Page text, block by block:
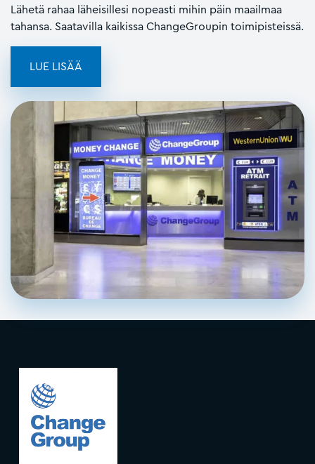
Lähetä rahaa läheisillesi nopeasti mihin päin maailmaa
tahansa. Saatavilla kaikissa ChangeGroupin toimipisteissä.
LUE LISÄÄ